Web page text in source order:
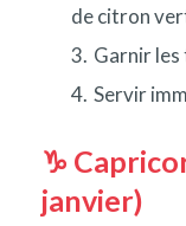
de citron
Garnir
Servir
♑
janvier)